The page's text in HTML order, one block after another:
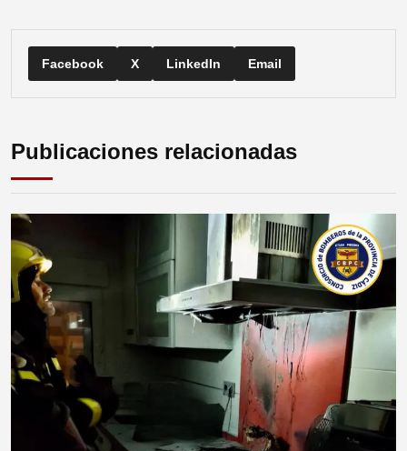
Facebook X LinkedIn Email
Publicaciones relacionadas